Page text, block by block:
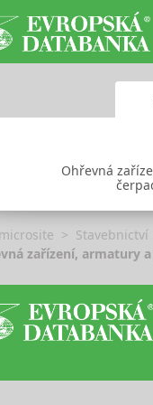
Ohřevná
Stavebnictví
zařízení, armatury